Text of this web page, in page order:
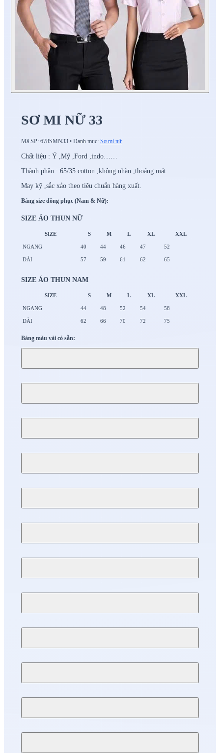
SƠ MI NỮ 33
Mã SP: 678SMN33 • Danh mục: Sơ mi nữ
Chất liệu : Ý ,Mỹ ,Ford ,indo……
Thành phần : 65/35 cotton ,không nhăn ,thoáng mát.
May kỹ ,sắc xảo theo tiêu chuẩn hàng xuất.
Bảng size đồng phục (Nam & Nữ):
SIZE ÁO THUN NỮ
SIZE S M L XL XXL
NGANG 40 44 46 47 52
DÀI 57 59 61 62 65
SIZE ÁO THUN NAM
SIZE S M L XL XXL
NGANG 44 48 52 54 58
DÀI 62 66 70 72 75
Bảng màu vải có sẵn: